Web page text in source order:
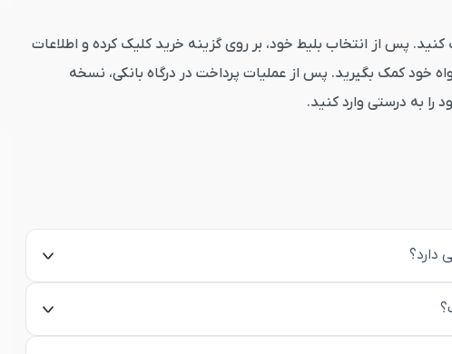
بر گزینه جستجو کلیک کنید. پس از انتخاب بلیط خود، بر روی گزینه خرید کلیک کرده و اطلاعات
خود کمک بگیرید. پس از عملیات پرداخت در درگاه بانکی، نسخه
را به درستی وارد کنید.
دارد؟